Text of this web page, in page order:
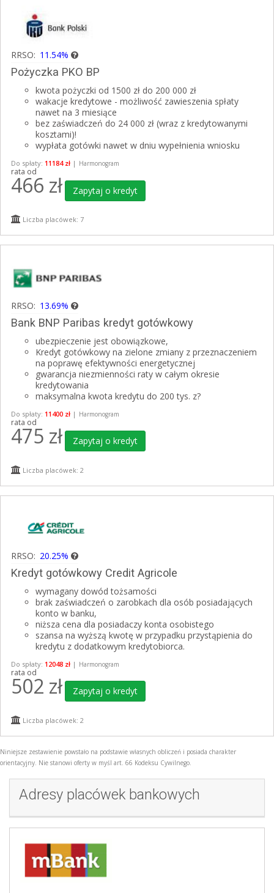
RRSO: 11.54%
Pożyczka PKO BP
kwota pożyczki od 1500 zł do 200 000 zł
wakacje kredytowe - możliwość zawieszenia spłaty
nawet na 3 miesiące
bez zaświadczeń do 24 000 zł (wraz z kredytowanymi
kosztami)!
wypłata gotówki nawet w dniu wypełnienia wniosku
Do spłaty: 11184 zł | Harmonogram
rata od
466 zł Zapytaj o kredyt
Liczba placówek: 7
RRSO: 13.69%
Bank BNP Paribas kredyt gotówkowy
ubezpieczenie jest obowiązkowe,
Kredyt gotówkowy na zielone zmiany z przeznaczeniem
na poprawę efektywności energetycznej
gwarancja niezmienności raty w całym okresie
kredytowania
maksymalna kwota kredytu do 200 tys. z?
Do spłaty: 11400 zł | Harmonogram
rata od
475 zł Zapytaj o kredyt
Liczba placówek: 2
RRSO: 20.25%
Kredyt gotówkowy Credit Agricole
wymagany dowód tożsamości
brak zaświadczeń o zarobkach dla osób posiadających
konto w banku,
niższa cena dla posiadaczy konta osobistego
szansa na wyższą kwotę w przypadku przystąpienia do
kredytu z dodatkowym kredytobiorca.
Do spłaty: 12048 zł | Harmonogram
rata od
502 zł Zapytaj o kredyt
Liczba placówek: 2
Niniejsze zestawienie powstało na podstawie własnych obliczeń i posiada charakter
orientacyjny. Nie stanowi oferty w myśl art. 66 Kodeksu Cywilnego.
Adresy placówek bankowych